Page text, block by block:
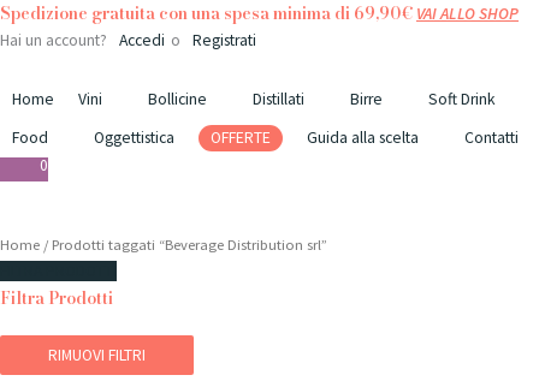
Vai
al
Spedizione gratuita con una spesa minima di 69,90€ VAI ALLO SHOP
Hai un account?
Accedi o Registrati
Home Vini Bollicine Distillati Birre
Soft Drink
Food
Oggettistica OFFERTE Guida alla scelta
Contatti
0
Home / Prodotti taggati “Beverage Distribution srl”
Filtra Prodotti
RIMUOVI FILTRI
Questo
varianti.
Le